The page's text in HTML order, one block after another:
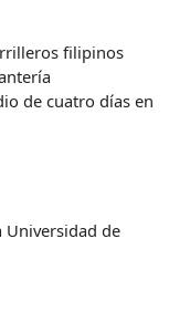
filipinos
de cuatro días en
Universidad de